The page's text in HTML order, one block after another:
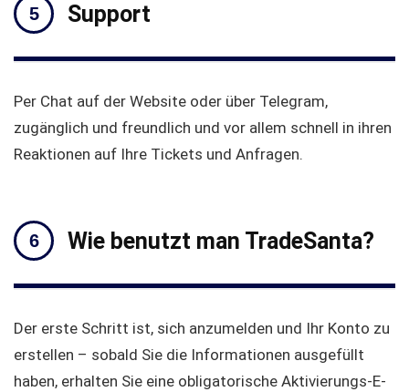
Support
Per Chat auf der Website oder über Telegram,
zugänglich und freundlich und vor allem schnell in ihren
Reaktionen auf Ihre Tickets und Anfragen.
Wie benutzt man TradeSanta?
Der erste Schritt ist, sich anzumelden und Ihr Konto zu
erstellen – sobald Sie die Informationen ausgefüllt
haben, erhalten Sie eine obligatorische Aktivierungs-E-